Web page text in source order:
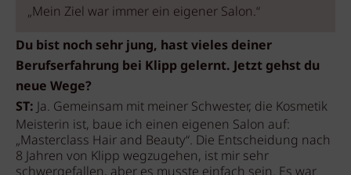
„Mein Ziel war immer ein eigener Salon.“
Du bist noch sehr jung, hast vieles deiner
Berufserfahrung bei Klipp gelernt. Jetzt gehst du
neue Wege?
ST:Ja. Gemeinsam mit meiner Schwester, die Kosmetik
Meisterin ist, baue ich einen eigenen Salon auf:
„Masterclass Hair and Beauty“. Die Entscheidung nach
8 Jahren von Klipp wegzugehen, ist mir sehr